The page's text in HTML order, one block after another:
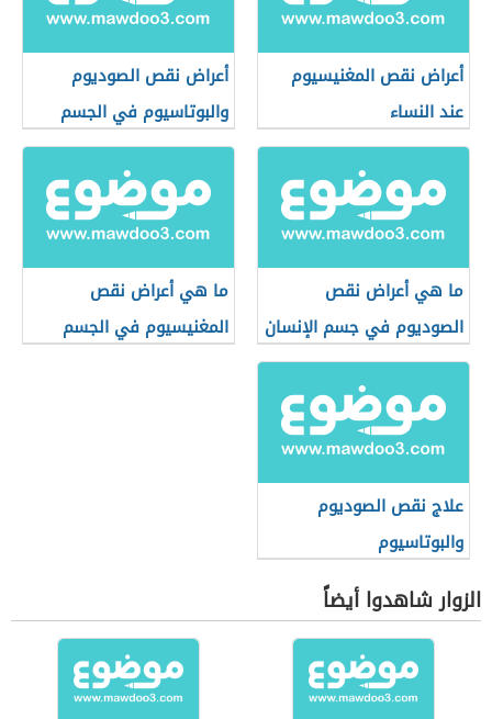
أعراض نقص المغنيسيوم
عند النساء
أعراض نقص الصوديوم
والبوتاسيوم في الجسم
ما هي أعراض نقص
الصوديوم في جسم الإنسان
ما هي أعراض نقص
المغنيسيوم في الجسم
علاج نقص الصوديوم
والبوتاسيوم
الزوار شاهدوا أيضاً